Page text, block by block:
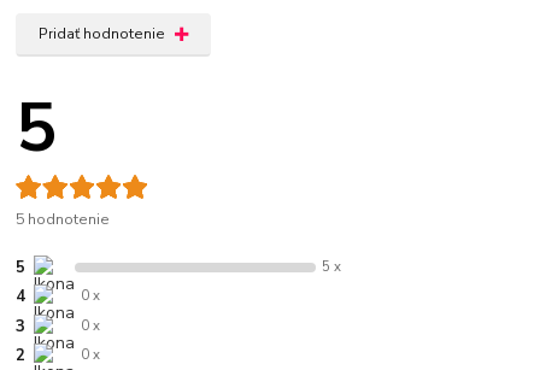
Pridať hodnotenie
5
5 hodnotenie
5 5 x
4 0 x
3 0 x
2 0 x